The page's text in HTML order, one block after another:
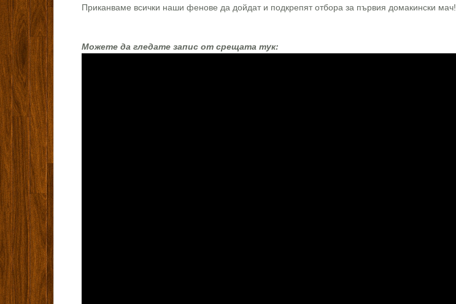
Приканваме всички наши фенове да дойдат и подкрепят отбора за първия домакински мач!
Можете да гледате запис от срещата тук: